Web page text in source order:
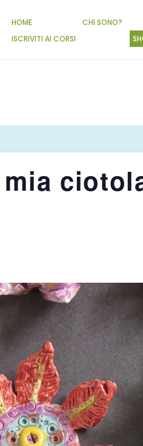
HOME CHI SONO?
ISCRIVITI AI CORSI